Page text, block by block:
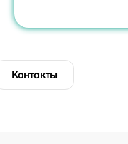
Контакты